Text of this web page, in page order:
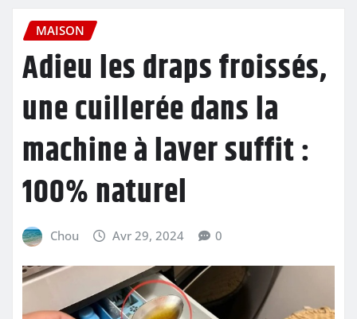
MAISON
Adieu les draps froissés,
une cuillerée dans la
machine à laver suffit :
100% naturel
Chou Avr 29, 2024 0